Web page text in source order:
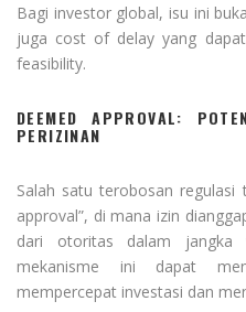
Bagi investor global, isu ini
juga cost of delay yang
feasibility.
DEEMED APPROVAL:
PERIZINAN
Salah satu terobosan regulasi
approval”, di mana izin
dari otoritas dalam jangka
mekanisme ini dapat
mempercepat investasi dan